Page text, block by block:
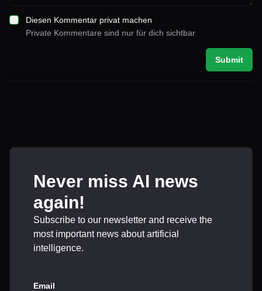
Diesen Kommentar privat machen
Private Kommentare sind nur für dich sichtbar
Submit
Never miss AI news
again!
Subscribe to our newsletter and receive the
most important news about artificial
intelligence.
Email